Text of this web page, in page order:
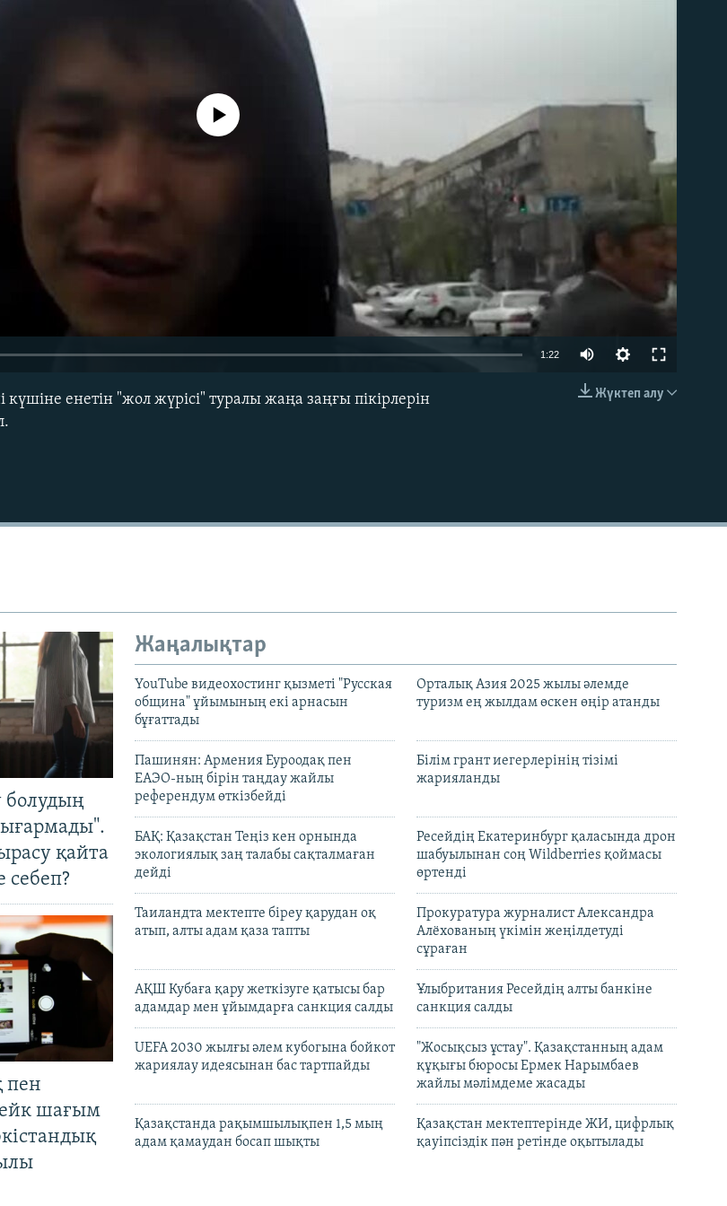
EMBED
No media source currently available
1:22
Жүктеп алу
енетін "жол жүрісі" туралы жаңа заңғы пікірлерін
болудың
қайта
себеп?
пен
шағым
Жаңалықтар
YouTube видеохостинг қызметі "Русская
община" ұйымының екі арнасын
бұғаттады
Орталық Азия 2025 жылы әлемде
туризм ең жылдам өскен өңір атанды
Пашинян: Армения Еуроодақ пен
ЕАЭО-ның бірін таңдау жайлы
референдум өткізбейді
Білім грант иегерлерінің тізімі
жарияланды
БАҚ: Қазақстан Теңіз кен орнында
экологиялық заң талабы сақталмаған
дейді
Ресейдің Екатеринбург қаласында дрон
шабуылынан соң Wildberries қоймасы
өртенді
Таиландта мектепте біреу қарудан оқ
атып, алты адам қаза тапты
Прокуратура журналист Александра
Алёхованың үкімін жеңілдетуді
сұраған
АҚШ Кубаға қару жеткізуге қатысы бар
адамдар мен ұйымдарға санкция салды
Ұлыбритания Ресейдің алты банкіне
санкция салды
UEFA 2030 жылғы әлем кубогына бойкот
жариялау идеясынан бас тартпайды
"Жосықсыз ұстау". Қазақстанның адам
құқығы бюросы Ермек Нарымбаев
жайлы мәлімдеме жасады
Қазақстанда рақымшылықпен 1,5 мың
адам қамаудан босап шықты
Қазақстан мектептерінде ЖИ, цифрлық
қауіпсіздік пән ретінде оқытылады